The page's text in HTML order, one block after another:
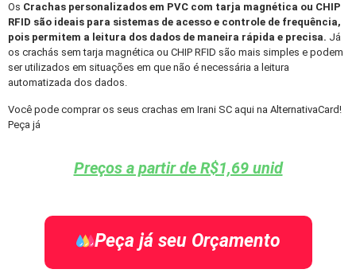
Os Crachas personalizados em PVC com tarja magnética ou CHIP
RFID são ideais para sistemas de acesso e controle de frequência,
pois permitem a leitura dos dados de maneira rápida e precisa. Já
os crachás sem tarja magnética ou CHIP RFID são mais simples e podem
ser utilizados em situações em que não é necessária a leitura
automatizada dos dados.
Você pode comprar os seus crachas em Irani SC aqui na AlternativaCard!
Peça já
Preços a partir de R$1,69 unid
Peça já seu Orçamento